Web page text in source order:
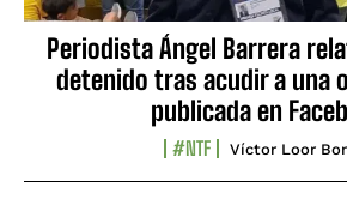
Periodista Ángel Barrera
detenido tras acudir a una
publicada en
#NTF Víctor Loor